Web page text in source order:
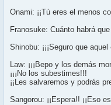
Onami: ¡¡Tú eres el menos
Franosuke: Cuánto habrá
Shinobu: ¡¡¡Seguro que
Law: ¡¡¡Bepo y los demás
¡¡¡No los subestimes!!!
¡¡Les salvaremos y podrás
Sangorou: ¡¡Espera!! ¡¡Eso